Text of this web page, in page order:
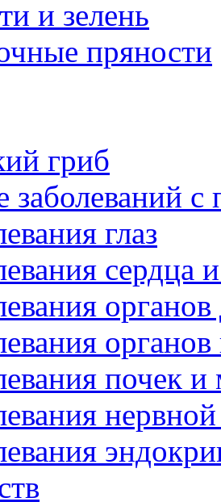
и зелень
пряности
гриб
заболеваний
глаз
сердца
почек